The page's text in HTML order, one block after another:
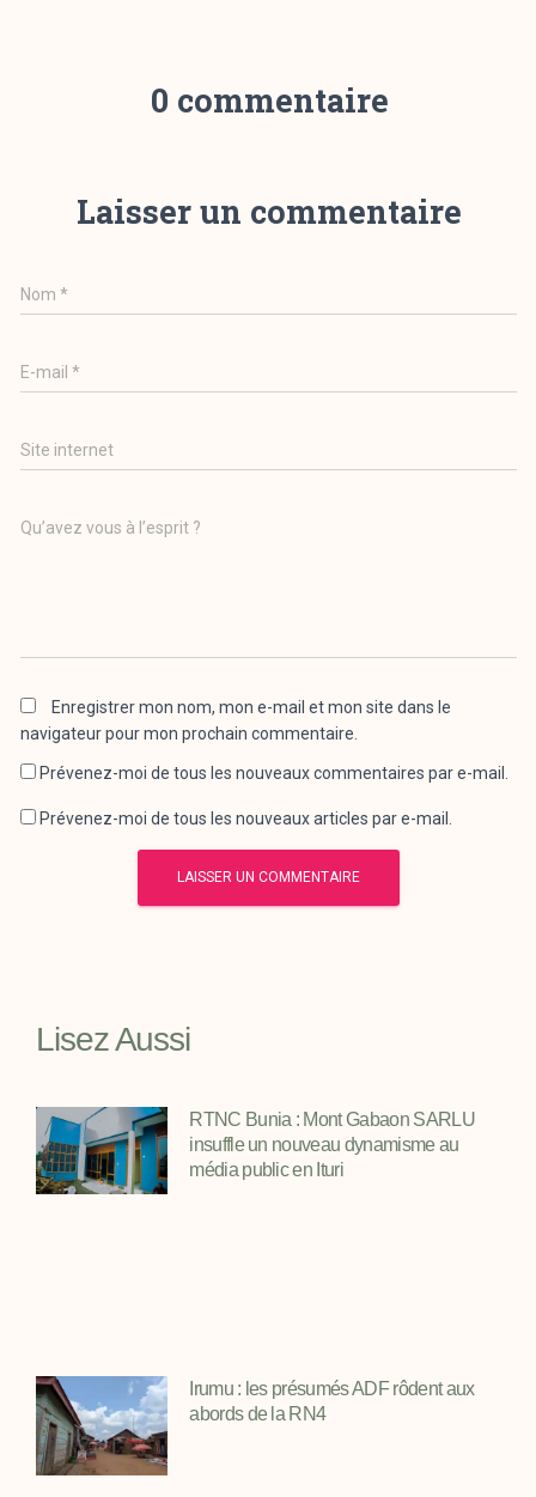
0 commentaire
Laisser un commentaire
Nom*
E-mail*
Site internet
Qu’avez vous à l’esprit ?
Enregistrer mon nom, mon e-mail et mon site dans le
navigateur pour mon prochain commentaire.
Prévenez-moi de tous les nouveaux commentaires par e-mail.
Prévenez-moi de tous les nouveaux articles par e-mail.
Lisez Aussi
RTNC Bunia : Mont Gabaon SARLU
insuffle un nouveau dynamisme au
média public en Ituri
Irumu : les présumés ADF rôdent aux
abords de la RN4